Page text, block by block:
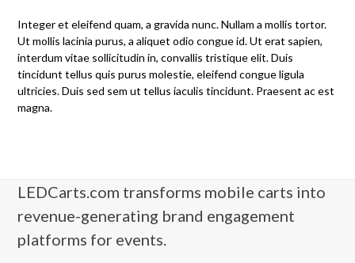
Integer et eleifend quam, a gravida nunc. Nullam a mollis tortor.
Ut mollis lacinia purus, a aliquet odio congue id. Ut erat sapien,
interdum vitae sollicitudin in, convallis tristique elit. Duis
tincidunt tellus quis purus molestie, eleifend congue ligula
ultricies. Duis sed sem ut tellus iaculis tincidunt. Praesent ac est
magna.
LEDCarts.com transforms mobile carts into
revenue-generating brand engagement
platforms for events.